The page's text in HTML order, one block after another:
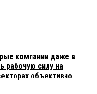
компании даже в
рабочую силу на
объективно